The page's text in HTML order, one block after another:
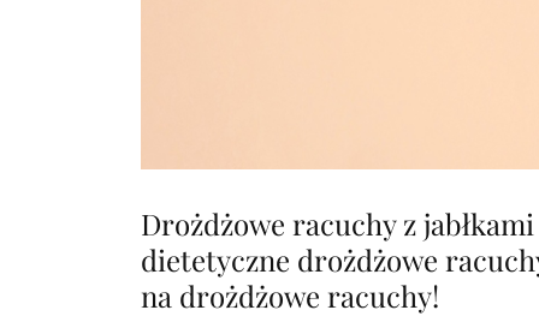
Drożdżowe racuchy z
dietetyczne drożdżowe
na drożdżowe racuchy!